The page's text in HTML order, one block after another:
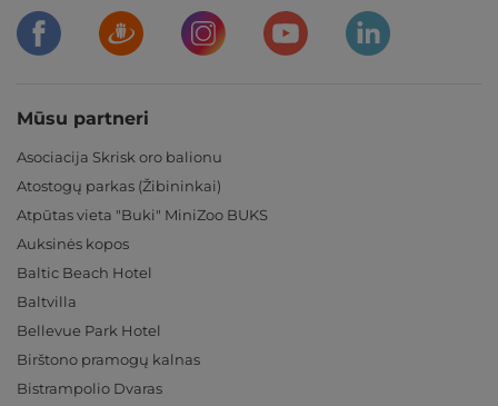
Mūsu partneri
Asociacija Skrisk oro balionu
Atostogų parkas (Žibininkai)
Atpūtas vieta "Buki" MiniZoo BUKS
Auksinės kopos
Baltic Beach Hotel
Baltvilla
Bellevue Park Hotel
Birštono pramogų kalnas
Bistrampolio Dvaras